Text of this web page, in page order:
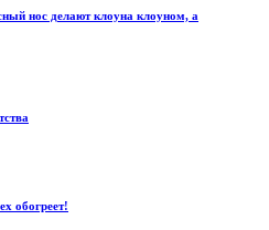
нос делают клоуна клоуном, а
обогреет!